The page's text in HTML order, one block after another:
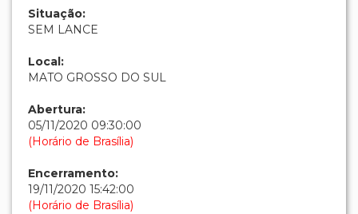
Situação:
SEM LANCE
Local:
MATO GROSSO DO SUL
Abertura:
05/11/2020 09:30:00
(Horário de Brasília)
Encerramento:
19/11/2020 15:42:00
(Horário de Brasília)